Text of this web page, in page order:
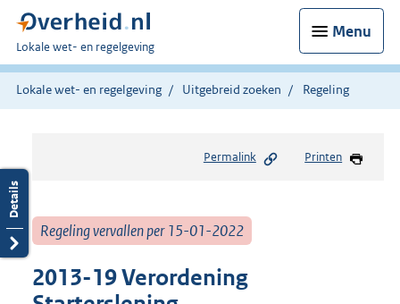
Menu
U
bent
hier:
Lokale wet- en regelgeving
Lokale wet- en regelgeving Uitgebreid zoeken Regeling
Permalink Printen
Regeling vervallen per 15-01-2022
2013-19 Verordening